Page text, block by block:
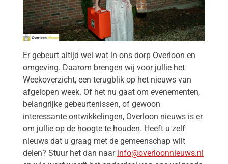
Er gebeurt altijd wel wat in ons dorp Overloon en
omgeving. Daarom brengen wij voor jullie het
Weekoverzicht, een terugblik op het nieuws van
afgelopen week. Of het nu gaat om evenementen,
belangrijke gebeurtenissen, of gewoon
interessante ontwikkelingen, Overloon nieuws is er
om jullie op de hoogte te houden. Heeft u zelf
nieuws dat u graag met de gemeenschap wilt
delen? Stuur het dan naar info@overloonnieuws.nl